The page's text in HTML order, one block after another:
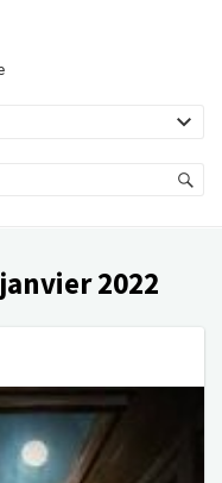
janvier 2022